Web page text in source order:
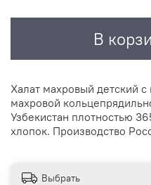
В
Халат махровый детский
махровой
Узбекистан плотностью
хлопок. Производство
Выбрать